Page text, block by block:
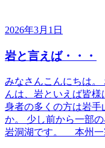
2026年3月1日
岩と言えば・・・
みなさんこんにちは
んは、岩といえば皆
身者の多くの方は岩手
か。 少し前から一部
岩洞湖です。 本州一